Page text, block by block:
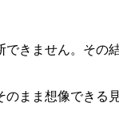
きません。その結
まま想像できる